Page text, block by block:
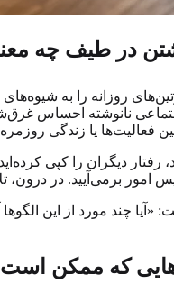
در طیف چه
روزانه را به شیوه‌های
نانوشته احساس
دیگران را کپی
چند مورد از این
که ممکن است